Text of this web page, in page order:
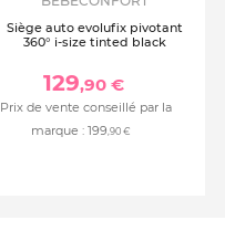
Siège auto evolufix pivotant
360° i-size tinted black
129,90 €
Prix de vente conseillé par la
marque : 199,90 €